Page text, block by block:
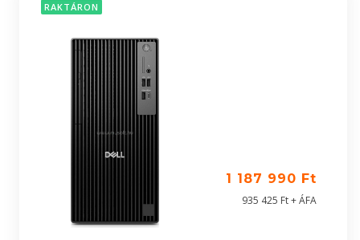
RAKTÁRON
1 187 990 Ft
935 425 Ft + ÁFA